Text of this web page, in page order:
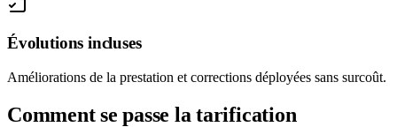
Évolutions incluses
Améliorations de la prestation et corrections déployées sans surcoût.
Comment se passe la tarification